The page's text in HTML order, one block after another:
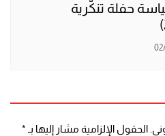
حفلة تنكّرية
الحقول الإلزامية مشار إليها بـ *